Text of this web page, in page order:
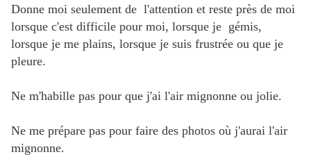
Donne moi seulement de l'attention et reste près de moi
lorsque c'est difficile pour moi, lorsque je gémis,
lorsque je me plains, lorsque je suis frustrée ou que je
pleure.
Ne m'habille pas pour que j'ai l'air mignonne ou jolie.
Ne me prépare pas pour faire des photos où j'aurai l'air
mignonne.